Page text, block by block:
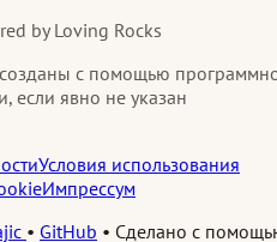
by Loving Rocks
с помощью
если явно не указан
Условия использования
Импрессум
• GitHub • Сделано с